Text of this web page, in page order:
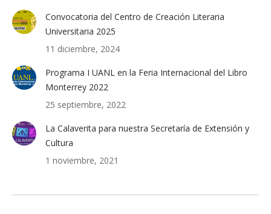
Convocatoria del Centro de Creación Literaria
Universitaria 2025
11 diciembre, 2024
Programa I UANL en la Feria Internacional del Libro
Monterrey 2022
25 septiembre, 2022
La Calaverita para nuestra Secretaría de Extensión y
Cultura
1 noviembre, 2021